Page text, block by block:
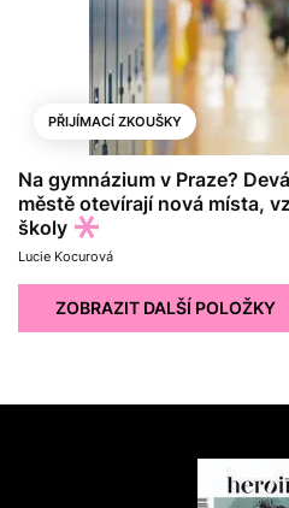
PŘIJÍMACÍ ZKOUŠKY
Na gymnázium v Praze?
městě otevírají nová místa,
školy
Lucie Kocurová
ZOBRAZIT DALŠÍ POLOŽKY